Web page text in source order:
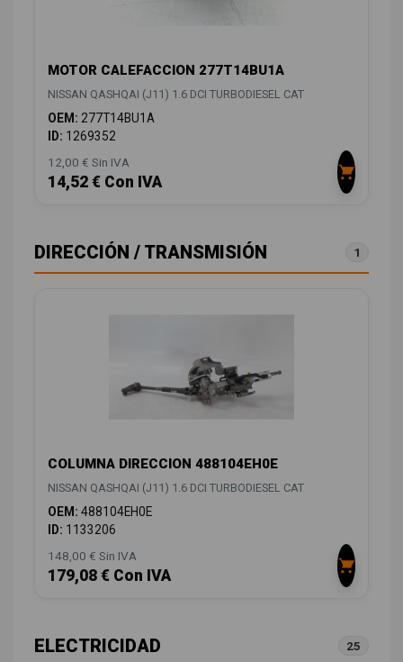
MOTOR CALEFACCION 277T14BU1A
NISSAN QASHQAI (J11) 1.6 DCI TURBODIESEL CAT
OEM: 277T14BU1A
ID: 1269352
12,00 € Sin IVA
14,52 € Con IVA
DIRECCIÓN / TRANSMISIÓN 1
COLUMNA DIRECCION 488104EH0E
NISSAN QASHQAI (J11) 1.6 DCI TURBODIESEL CAT
OEM: 488104EH0E
ID: 1133206
148,00 € Sin IVA
179,08 € Con IVA
ELECTRICIDAD 25